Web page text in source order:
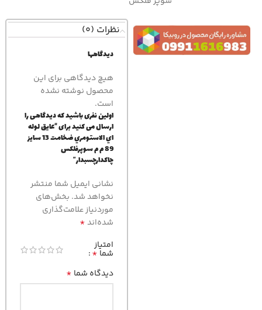
نظرات (0)
دیدگاهها
هیچ دیدگاهی برای این
محصول نوشته نشده
است.
اولین نفری باشید که دیدگاهی را
ارسال می کنید برای “عايق لوله
اي الاستومري ضخامت 13 سايز
89 م م سوپرفلكس
چاكدارچسبدار”
نشانی ایمیل شما منتشر
نخواهد شد. بخش‌های
موردنیاز علامت‌گذاری
شده‌اند*
امتیاز
شما *
دیدگاه شما *